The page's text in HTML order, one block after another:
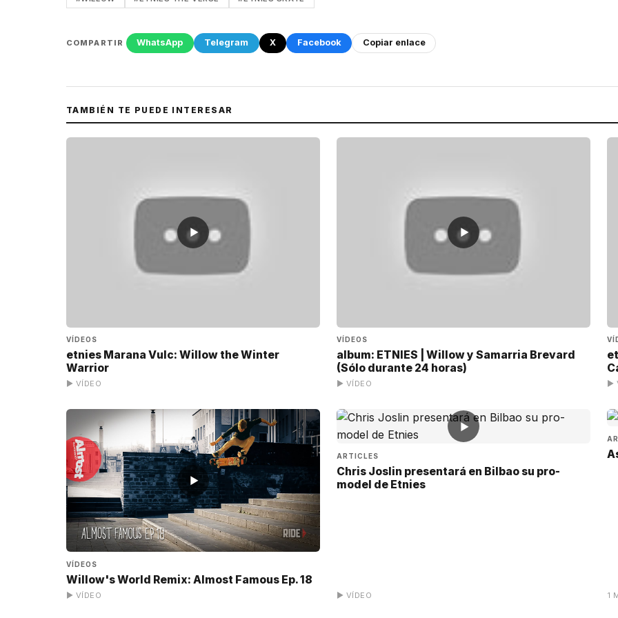
COMPARTIR WhatsApp Telegram X Facebook Copiar enlace
TAMBIÉN TE PUEDE INTERESAR
▶
VÍDEOS
etnies Marana Vulc: Willow the Winter
Warrior
▶ VÍDEO
▶
VÍDEOS
album: ETNIES | Willow y Samarria Brevard
(Sólo durante 24 horas)
▶ VÍDEO ▶
▶
VÍDEOS
Willow's World Remix: Almost Famous Ep. 18
▶ VÍDEO
▶
ARTICLES
Chris Joslin presentará en Bilbao su pro-
model de Etnies
▶ VÍDEO 1